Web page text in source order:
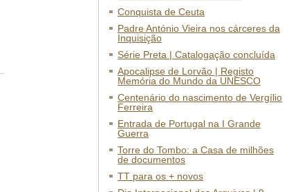
Conquista de Ceuta
Padre António Vieira nos cárceres da
Inquisição
Série Preta | Catalogação concluída
Apocalipse de Lorvão | Registo
Memória do Mundo da UNESCO
Centenário do nascimento de Vergílio
Ferreira
Entrada de Portugal na I Grande
Guerra
Torre do Tombo: a Casa de milhões
de documentos
TT para os + novos